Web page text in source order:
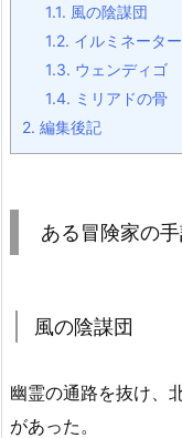
1.1. 風の陰謀団
1.2. イルミネータ
1.3. ウェンディゴ
1.4. ミリアドの骨
2. 編集後記
ある冒険家の
風の陰謀団
幽霊の通路を抜け、
があった。